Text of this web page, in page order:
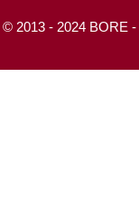
© 2013 - 2024 BORE